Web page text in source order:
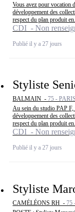
Vous avez pour vocation
développement des
respect du plan produit en...
CDI - Non
Publié il y a 27 jours
Styliste
BALMAIN - 75 -
Au sein du studio PAP F,
développement des
respect du plan produit
CDI - Non
Publié il y a 27 jours
Styliste
CAMÉLÉONS RH - 75